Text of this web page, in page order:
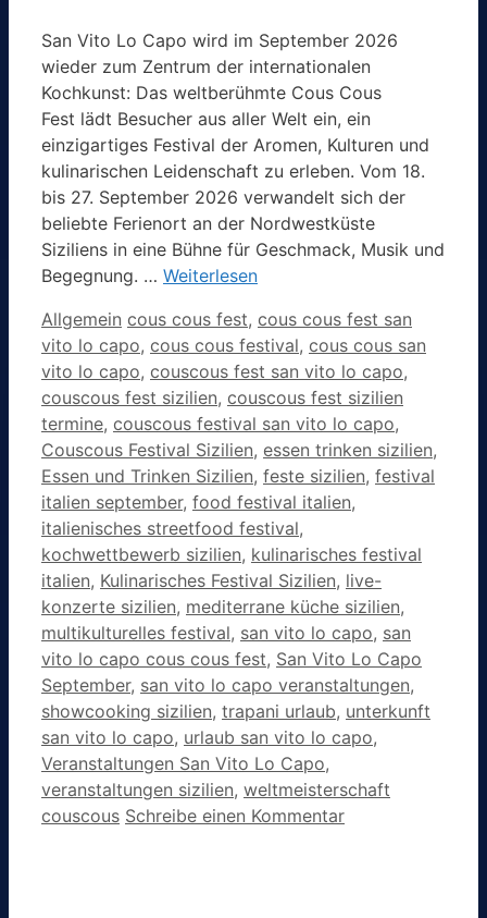
San Vito Lo Capo wird im September 2026
wieder zum Zentrum der internationalen
Kochkunst: Das weltberühmte Cous Cous
Fest lädt Besucher aus aller Welt ein, ein
einzigartiges Festival der Aromen, Kulturen und
kulinarischen Leidenschaft zu erleben. Vom 18.
bis 27. September 2026 verwandelt sich der
beliebte Ferienort an der Nordwestküste
Siziliens in eine Bühne für Geschmack, Musik und
Begegnung. … Weiterlesen
Kategorien
Allgemein Schlagwörter
cous cous fest, cous cous fest san
vito lo capo, cous cous festival, cous cous san
vito lo capo, couscous fest san vito lo capo,
couscous fest sizilien, couscous fest sizilien
termine, couscous festival san vito lo capo,
Couscous Festival Sizilien, essen trinken sizilien,
Essen und Trinken Sizilien, feste sizilien, festival
italien september, food festival italien,
italienisches streetfood festival,
kochwettbewerb sizilien, kulinarisches festival
italien, Kulinarisches Festival Sizilien, live-
konzerte sizilien, mediterrane küche sizilien,
multikulturelles festival, san vito lo capo, san
vito lo capo cous cous fest, San Vito Lo Capo
September, san vito lo capo veranstaltungen,
showcooking sizilien, trapani urlaub, unterkunft
san vito lo capo, urlaub san vito lo capo,
Veranstaltungen San Vito Lo Capo,
veranstaltungen sizilien, weltmeisterschaft
couscous Schreibe einen Kommentar